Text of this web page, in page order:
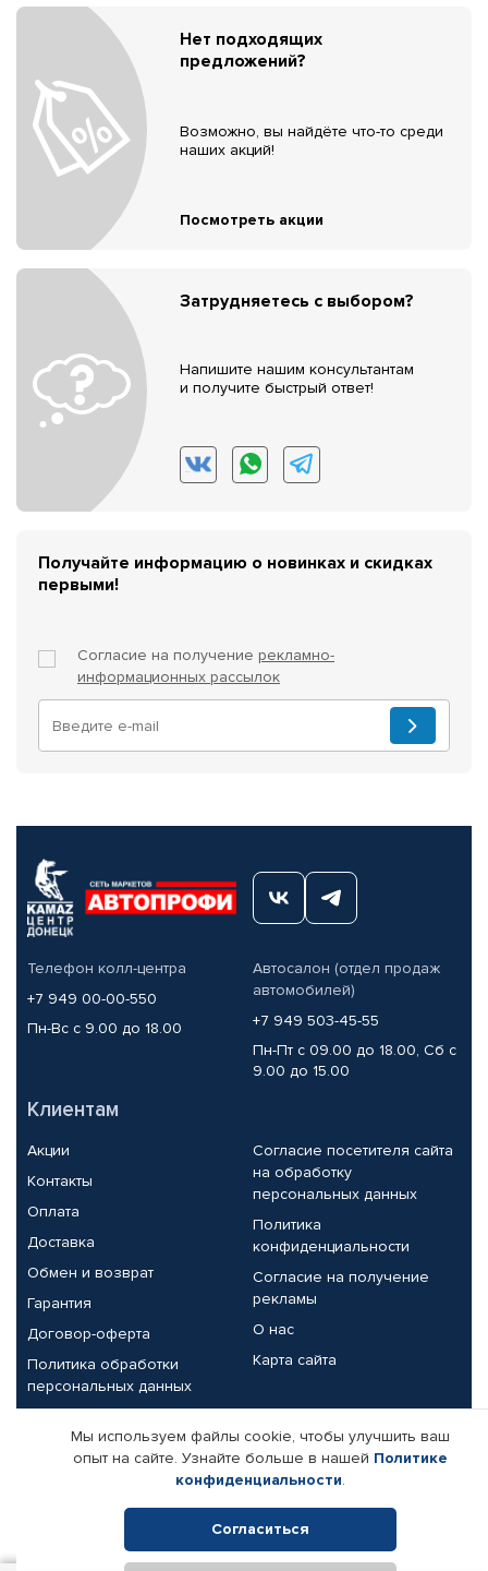
Нет подходящих
предложений?
Возможно, вы найдёте что-то среди
наших акций!
Посмотреть акции
Затрудняетесь с выбором?
Напишите нашим консультантам
и получите быстрый ответ!
Получайте информацию о новинках и скидках
первыми!
Согласие на получение рекламно-
информационных рассылок
Телефон колл-центра
+7 949 00-00-550
Пн-Вс с 9.00 до 18.00
Автосалон (отдел продаж
автомобилей)
+7 949 503-45-55
Пн-Пт с 09.00 до 18.00, Сб с
9.00 до 15.00
Клиентам
Акции
Контакты
Оплата
Доставка
Обмен и возврат
Гарантия
Договор-оферта
Политика обработки
персональных данных
Согласие посетителя сайта
на обработку
персональных данных
Политика
конфиденциальности
Согласие на получение
рекламы
О нас
Карта сайта
Партнерам
Корпоративным клиентам
Поставщикам
Реквизиты компании
Мы используем файлы cookie, чтобы улучшить ваш
опыт на сайте. Узнайте больше в нашей Политике
конфиденциальности.
Согласиться